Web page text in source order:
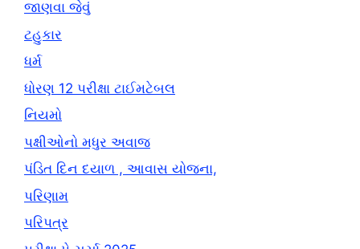
જાણવા જેવું
ટહુકાર
ધર્મ
ધોરણ 12 પરીક્ષા ટાઈમટેબલ
નિયમો
પક્ષીઓનો મધુર અવાજ
પંડિત દિન દયાળ , આવાસ યોજના,
પરિણામ
પરિપત્ર